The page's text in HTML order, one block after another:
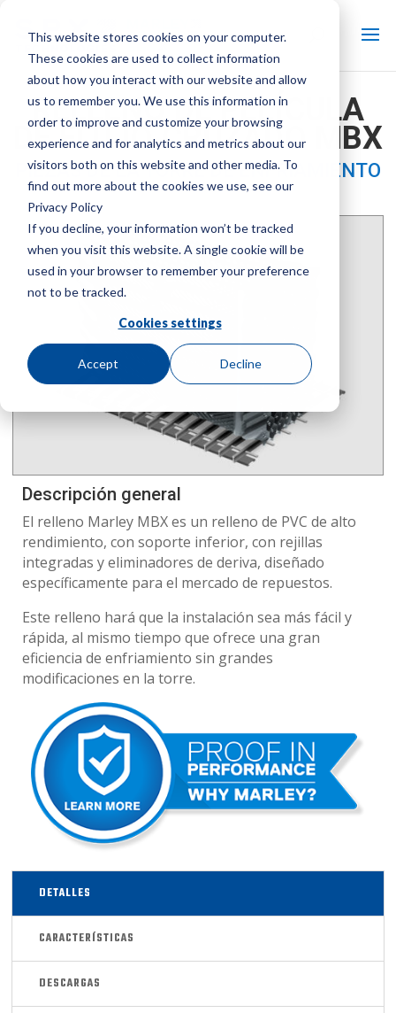
This website stores cookies on your computer.
These cookies are used to collect information
about how you interact with our website and allow
us to remember you. We use this information in
order to improve and customize your browsing
experience and for analytics and metrics about our
visitors both on this website and other media. To
find out more about the cookies we use, see our
Privacy Policy
If you decline, your information won’t be tracked
when you visit this website. A single cookie will be
used in your browser to remember your preference
not to be tracked.
Cookies settings
Accept Decline
RELLENO DE PELÍCULA
DE FLUJO CRUZADO MBX
PIEZAS DE LA TORRE DE ENFRIAMIENTO
Marca:Marley| Tipo de producto:
enfriamiento
Descripción general
El relleno Marley MBX es un relleno de PVC de alto
rendimiento, con soporte inferior, con rejillas
integradas y eliminadores de deriva, diseñado
específicamente para el mercado de repuestos.
Este relleno hará que la instalación sea más fácil y
rápida, al mismo tiempo que ofrece una gran
eficiencia de enfriamiento sin grandes
modificaciones en la torre.
DETALLES
CARACTERÍSTICAS
DESCARGAS